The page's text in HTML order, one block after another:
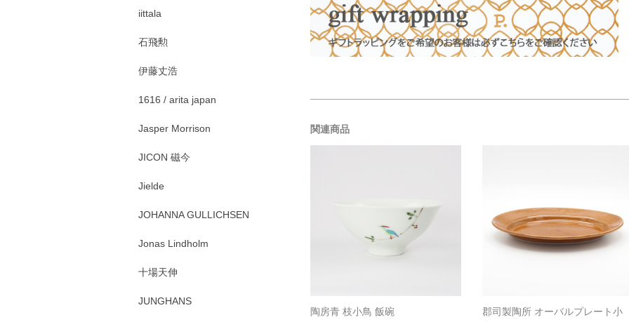
関連商品
陶房青 枝小鳥 飯碗
郡司製陶所 オーバルプレート小
iittala
石飛勲
伊藤丈浩
1616 / arita japan
Jasper Morrison
JICON 磁今
Jielde
JOHANNA GULLICHSEN
Jonas Lindholm
十場天伸
JUNGHANS